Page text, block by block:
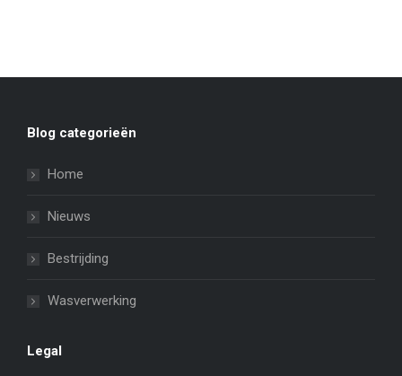
Blog categorieën
Home
Nieuws
Bestrijding
Wasverwerking
Legal